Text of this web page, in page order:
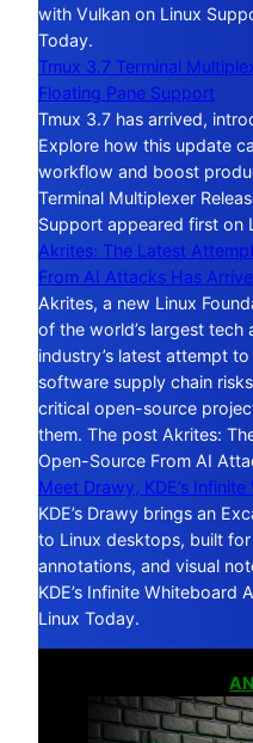
with Vulkan on Linux
Today.
Tmux 3.7 Terminal
Floating Pane Support
Tmux 3.7 has arrived,
Explore how this update
workflow and boost
Terminal Multiplexer
Support appeared first on
Akrites: The Latest
From AI Attacks Has
Akrites, a new Linux
of the world’s largest tech
industry’s latest attempt
software supply chain
critical open-source
them. The post Akrites:
Open-Source From AI
Meet Drawy, KDE’s
KDE’s Drawy brings an
to Linux desktops, built
annotations, and visual
KDE’s Infinite
Linux Today.